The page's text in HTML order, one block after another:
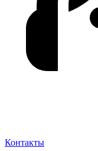
Контакты